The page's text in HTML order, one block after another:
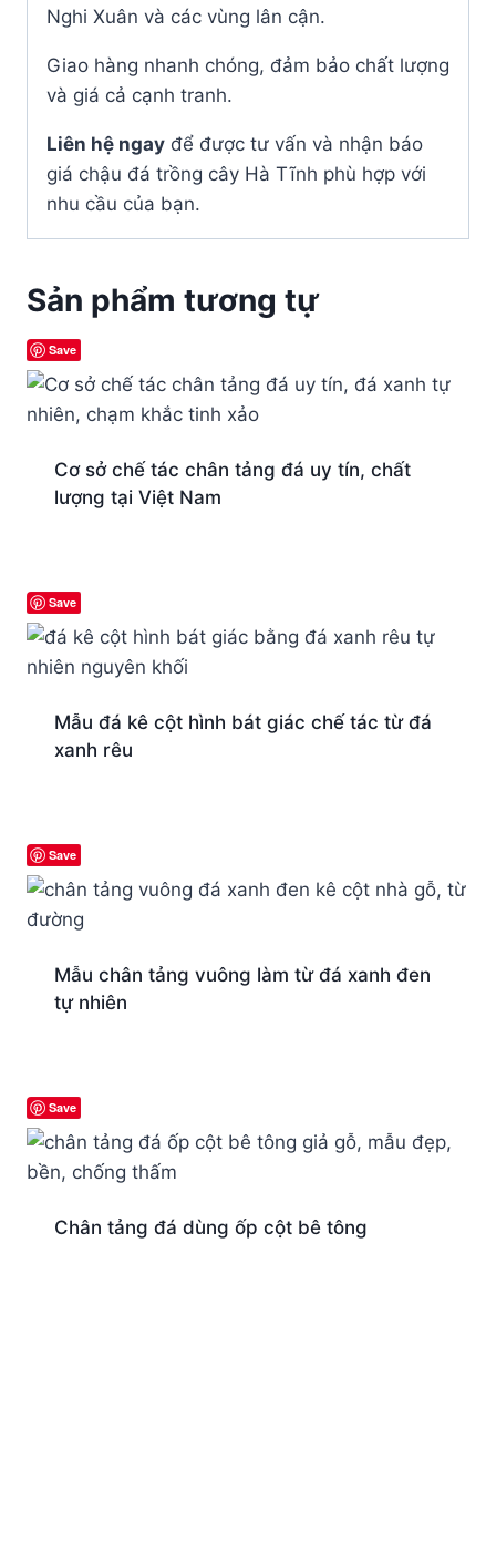
Nghi Xuân và các vùng lân cận.
Giao hàng nhanh chóng, đảm bảo chất lượng
và giá cả cạnh tranh.
Liên hệ ngay để được tư vấn và nhận báo
giá chậu đá trồng cây Hà Tĩnh phù hợp với
nhu cầu của bạn.
Sản phẩm tương tự
Save
Cơ sở chế tác chân tảng đá uy tín, chất
lượng tại Việt Nam
Save
Mẫu đá kê cột hình bát giác chế tác từ đá
xanh rêu
Save
Mẫu chân tảng vuông làm từ đá xanh đen
tự nhiên
Save
Chân tảng đá dùng ốp cột bê tông